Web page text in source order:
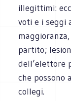
illegittimi:
voti e i seggi
partito;
dell’elettore
che possono
collegi.